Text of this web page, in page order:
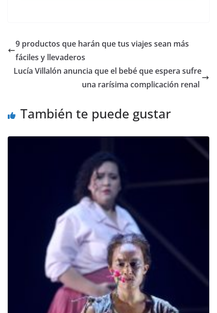
​9 productos que harán que tus viajes sean más
fáciles y llevaderos
​Lucía Villalón anuncia que el bebé que espera sufre
una rarísima complicación renal
También te puede gustar